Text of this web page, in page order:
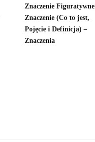
Znaczenie Figuratywne
Znaczenie (Co to jest,
Pojęcie i Definicja) –
Znaczenia